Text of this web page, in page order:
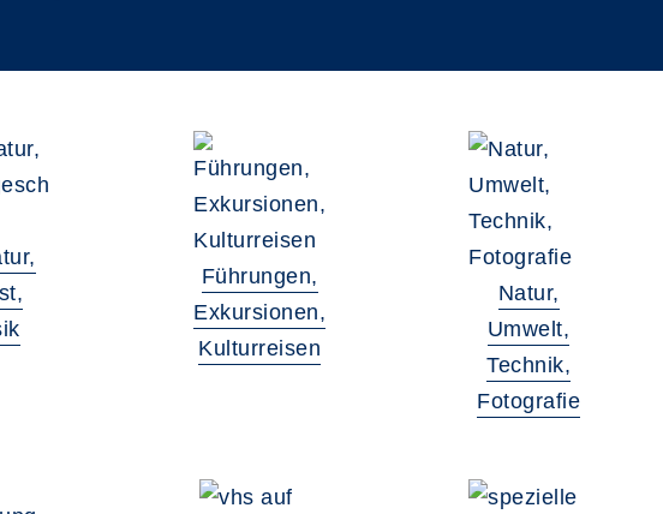
Führungen,
Exkursionen,
Kulturreisen
Natur,
Umwelt,
Technik,
Fotografie